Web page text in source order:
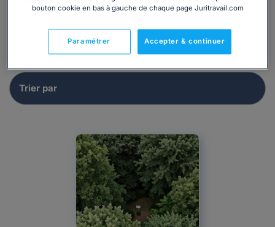
bouton cookie en bas à gauche de chaque page Juritravail.com
Accepter & continuer
Paramétrer